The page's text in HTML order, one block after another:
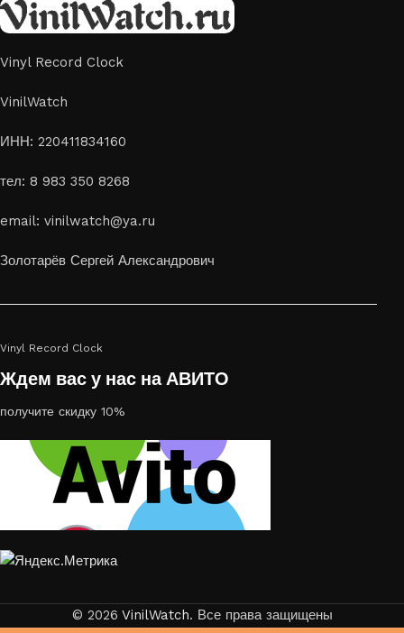
аксессуар идеально подойдет для гостиной, спальни,
офиса или даже для оформления кафе, студии или
творческого пространства.
Картины на стекле и дереве
Лазерная гравировка на стекле или дереве, оригинальный
или украсить свой дом
украсить пространство, лазерная гравировка фото по дереву
Vinyl Record Clock
VinilWatch
ИНН: 220411834160
тел: 8 983 350 8268
email: vinilwatch@ya.ru
Золотарёв Сергей Александрович
Vinyl Record Clock
Ждем вас у нас на АВИТО
получите скидку 10%
© 2026 VinilWatch. Все права защищены